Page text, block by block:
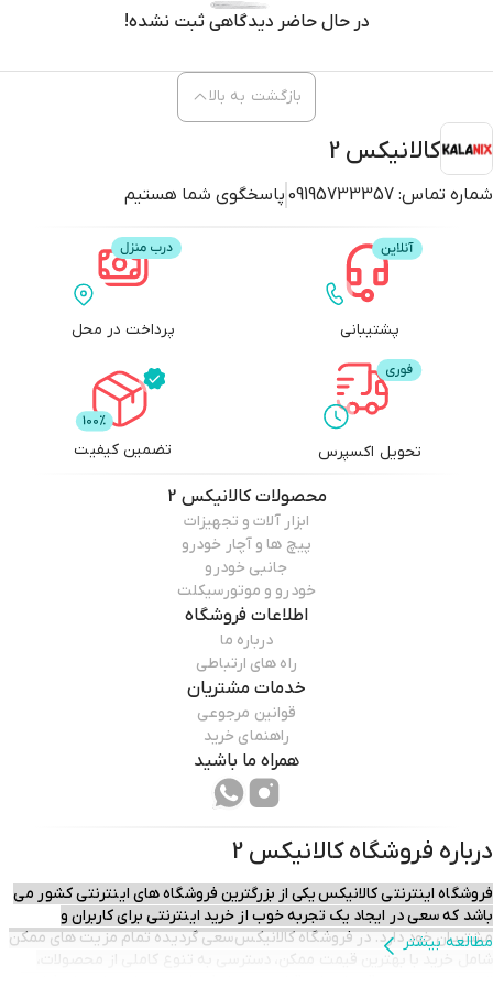
در حال حاضر دیدگاهی ثبت نشده!
کالانیکس 2
شماره تماس: 09195733357 پاسخگوی شما هستیم
بازگشت به بالا
پشتیبانی پرداخت در محل
تحویل اکسپرس تضمین کیفیت
محصولاتکالانیکس 2
ابزار آلات و تجهیزات
پیچ ها و آچار خودرو
جانبی خودرو
خودرو و موتورسیکلت
اطلاعات فروشگاه
درباره ما
راه های ارتباطی
خدمات مشتریان
قوانین مرجوعی
راهنمای خرید
همراه ما باشید
درباره فروشگاهکالانیکس 2
فروشگاه اینترنتی کالانیکس یکی از بزرگترین فروشگاه های اینترنتی کشور می
باشد که سعی در ایجاد یک تجربه خوب از خرید اینترنتی برای کاربران و
مشتریان خود دارد. در فروشگاه کالانیکس سعی گردیده تمام مزیت های ممکن
شامل خرید با بهترین قیمت ممکن، دسترسی به تنوع کاملی از محصولات،
مطالعه بیشتر